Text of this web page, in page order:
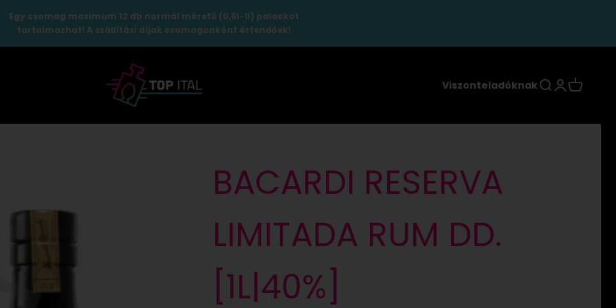
Egy csomag maximum 12 db normál méretű (0,5l-1l) palackot
tartalmazhat! A szállítási díjak csomagonként értendőek!
TopItal
Viszonteladóknak KeresésKosár
BACARDI RESERVA
LIMITADA RUM DD.
[1L|40%]